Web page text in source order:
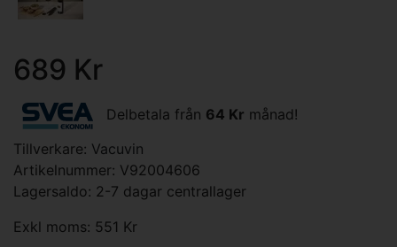
689 Kr
Delbetala från 64 Kr månad!
Tillverkare: Vacuvin
Artikelnummer: V92004606
Lagersaldo: 2-7 dagar centrallager
Exkl moms: 551 Kr